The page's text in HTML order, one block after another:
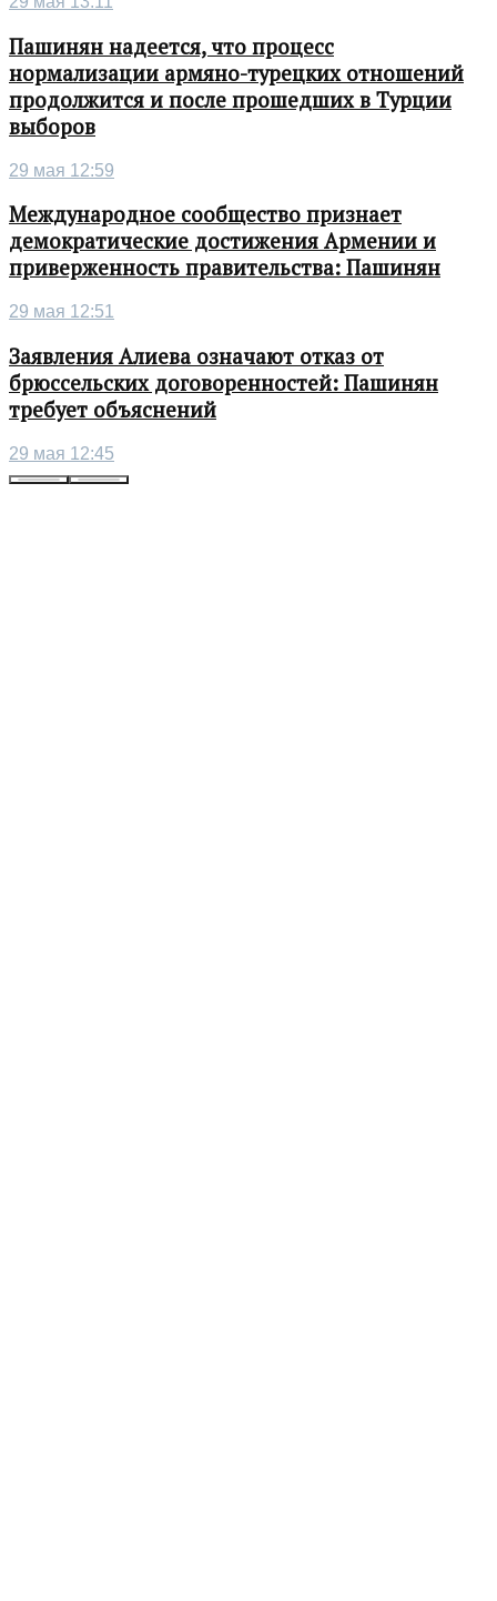
Пашинян надеется, что процесс
нормализации армяно-турецких отношений
продолжится и после прошедших в Турции
выборов
29 мая 12:59
Международное сообщество признает
демократические достижения Армении и
приверженность правительства: Пашинян
29 мая 12:51
Заявления Алиева означают отказ от
брюссельских договоренностей: Пашинян
требует объяснений
29 мая 12:45